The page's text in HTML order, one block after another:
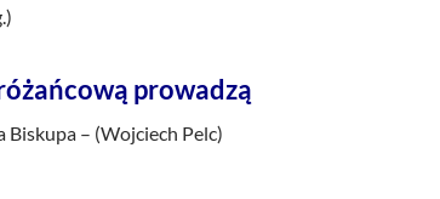
prowadzą
Biskupa – (Wojciech Pelc)